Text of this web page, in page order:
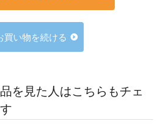
買い物を続ける
を見た人はこちらもチェ